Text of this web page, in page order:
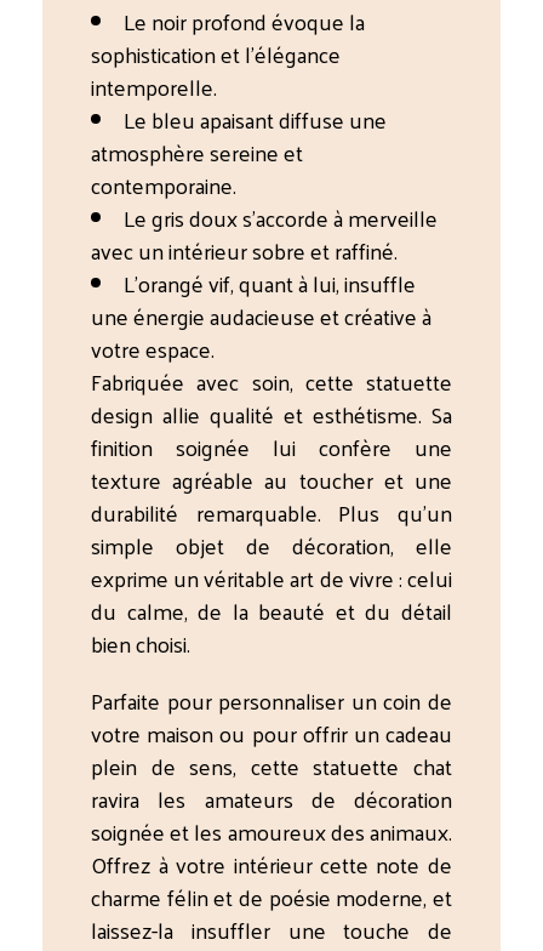
Le noir profond évoque la
sophistication et l’élégance
intemporelle.
Le bleu apaisant diffuse une
atmosphère sereine et
contemporaine.
Le gris doux s’accorde à merveille
avec un intérieur sobre et raffiné.
L’orangé vif, quant à lui, insuffle
une énergie audacieuse et créative à
votre espace.
Fabriquée avec soin, cette statuette
design allie qualité et esthétisme. Sa
finition soignée lui confère une
texture agréable au toucher et une
durabilité remarquable. Plus qu’un
simple objet de décoration, elle
exprime un véritable art de vivre : celui
du calme, de la beauté et du détail
bien choisi.
Parfaite pour personnaliser un coin de
votre maison ou pour offrir un cadeau
plein de sens, cette statuette chat
ravira les amateurs de décoration
soignée et les amoureux des animaux.
Offrez à votre intérieur cette note de
charme félin et de poésie moderne, et
laissez-la insuffler une touche de